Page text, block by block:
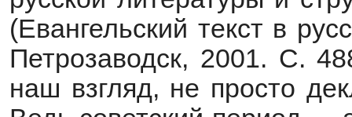
(Евангельский текст в
Петрозаводск, 2001. С.
наш взгляд, не просто